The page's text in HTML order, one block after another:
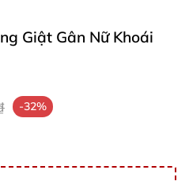
Giật Gân Nữ Khoái
-32%